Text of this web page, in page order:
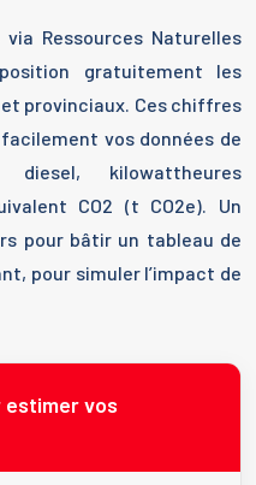
Ressources Naturelles
gratuitement les
provinciaux. Ces chiffres
vos données de
kilowattheures
CO2 (t CO2e). Un
pour bâtir un tableau de
pour simuler l’impact de
estimer vos